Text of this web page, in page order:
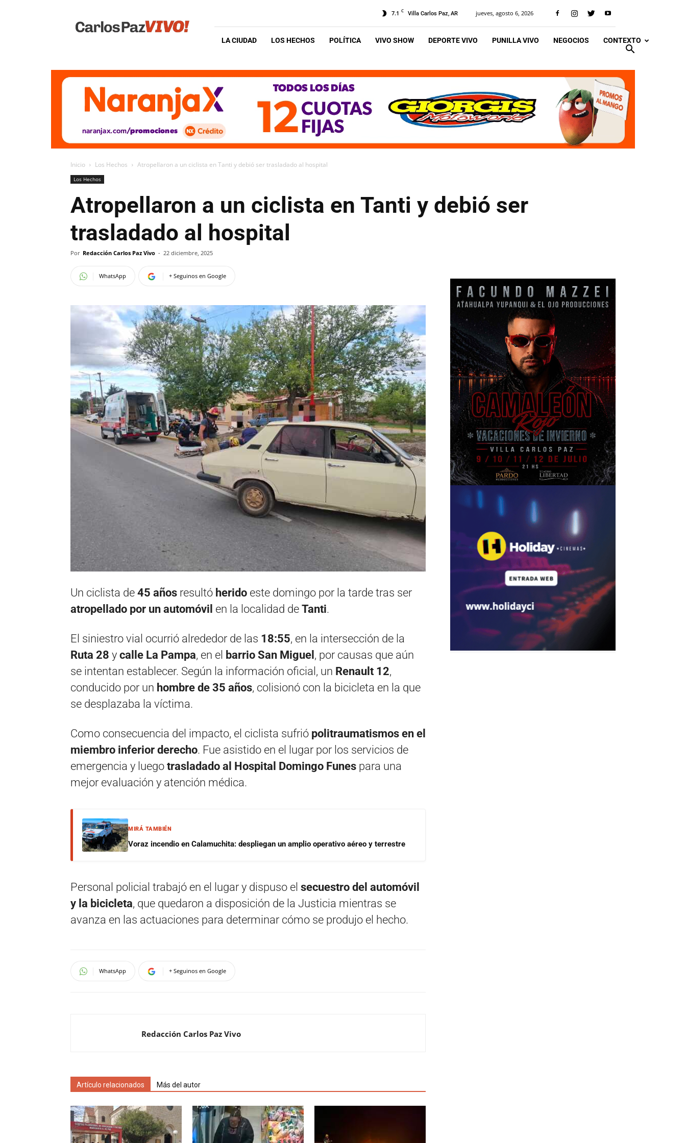
Vivo
7.1 C Villa Carlos Paz, AR jueves, agosto 6, 2026
LA CIUDAD LOS HECHOS POLÍTICA VIVO SHOW DEPORTE VIVO PUNILLA VIVO NEGOCIOS CONTEXTO
Inicio Los Hechos Atropellaron a un ciclista en Tanti y debió ser trasladado al hospital
Los Hechos
Atropellaron a un ciclista en Tanti y debió ser
trasladado al hospital
Por Redacción Carlos Paz Vivo - 22 diciembre, 2025
WhatsApp + Seguinos en Google
Un ciclista de 45 años resultó herido este domingo por la tarde tras ser
atropellado por un automóvil en la localidad de Tanti.
El siniestro vial ocurrió alrededor de las 18:55, en la intersección de la
Ruta 28 y calle La Pampa, en el barrio San Miguel , por causas que aún
se intentan establecer. Según la información oficial, un Renault 12,
conducido por un hombre de 35 años, colisionó con la bicicleta en la que
se desplazaba la víctima.
Como consecuencia del impacto, el ciclista sufrió politraumatismos en el
miembro inferior derecho. Fue asistido en el lugar por los servicios de
emergencia y luego trasladado al Hospital Domingo Funes para una
mejor evaluación y atención médica.
MIRÁ TAMBIÉN
Voraz incendio en Calamuchita: despliegan un amplio operativo aéreo y terrestre
Personal policial trabajó en el lugar y dispuso el secuestro del automóvil
y la bicicleta, que quedaron a disposición de la Justicia mientras se
avanza en las actuaciones para determinar cómo se produjo el hecho.
WhatsApp + Seguinos en Google
Redacción Carlos Paz Vivo
Artículo relacionados Más del autor